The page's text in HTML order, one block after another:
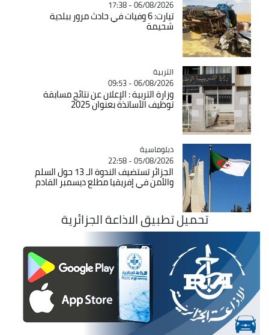
06/08/2026 - 17:38
تيارت: 6 وفيات في حادث مرور ببلدية
شحيمة
Catégorie
التربية
06/08/2026 - 09:53
وزارة التربية : الإعلان عن نتائج مسابقة
توظيف الأساتذة بعنوان 2025
Catégorie
دبلوماسية
05/08/2026 - 22:58
الجزائر تستضيف الندوة الـ 13 حول السلم
والأمن في إفريقيا مطلع ديسمبر القادم
تحميل تطبيق الاذاعة الجزائرية